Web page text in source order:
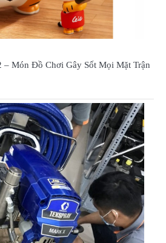
– Món Đồ Chơi Gây Sốt Mọi Mặt Trận